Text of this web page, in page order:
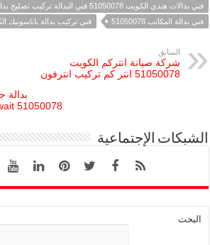
فني بدالات هندي الكويت 51050078 فني البدالة تركيب تصليح بدالة برمجة بدالات منزلية
فني بدالة المكاتب 51050078
فني تركيب بدالة باناسونيك الكويت
السابق
شركة صيانة انتركم الكويت
51050078 انتر كم تركيب انترفون
بدالة
51050078 Grandstream Kuwait
الشبكات الإجتماعية
البحث